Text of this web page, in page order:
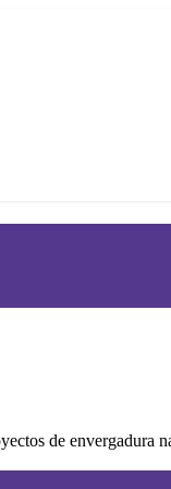
de envergadura